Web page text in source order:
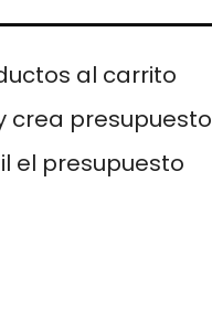
al carrito
crea presupuesto
el presupuesto